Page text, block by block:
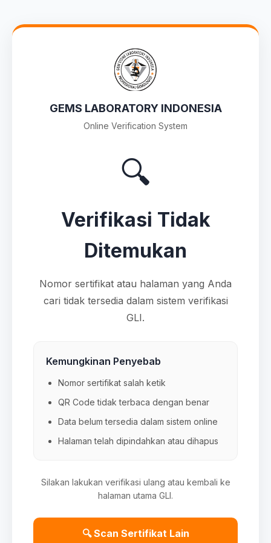
GEMS LABORATORY INDONESIA
Online Verification System
🔍
Verifikasi Tidak
Ditemukan
Nomor sertifikat atau halaman yang Anda
cari tidak tersedia dalam sistem verifikasi
GLI.
Kemungkinan Penyebab
Nomor sertifikat salah ketik
QR Code tidak terbaca dengan benar
Data belum tersedia dalam sistem online
Halaman telah dipindahkan atau dihapus
Silakan lakukan verifikasi ulang atau kembali ke
halaman utama GLI.
🔍 Scan Sertifikat Lain